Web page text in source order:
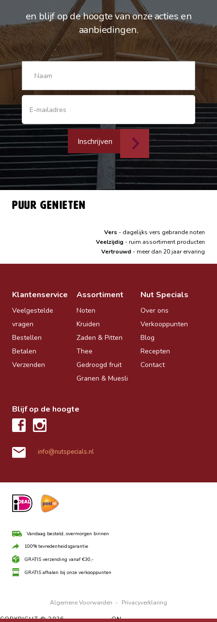
en blijf op de hoogte van onze acties en
aanbiedingen.
Inschrijven
Puur genieten
Vers - dagelijks vers gebrande noten
Veelzijdig - ruim assortiment producten
Vertrouwd - meer dan 20 jaar ervaring
Klantenservice
Veelgestelde
vragen
Bestellen
Betalen
Verzenden
Assortiment
Noten
Kruiden
Zaden & Pitten
Thee
Gedroogd fruit
Granen & Muesli
Nut Specials
Over ons
Verkooppunten
Blog
Recepten
Contact
Blijf op de hoogte
info@nutspecials.nl
Vandaag besteld, overmorgen binnen
100% tevredenheidsgarantie
GRATIS verzending vanaf €30,-
GRATIS afhalen bij onze verkooppunten
Algemene Voorwarden - Privacyverklaring
COPYRIGHT © 2026 ·UBO THEMEONGENESIS FRAMEWORK·